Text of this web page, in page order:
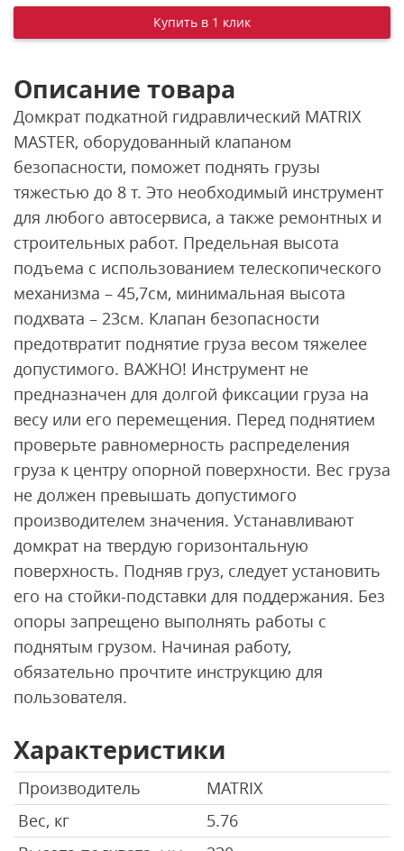
Описание товара
Домкрат подкатной гидравлический MATRIX
MASTER, оборудованный клапаном
безопасности, поможет поднять грузы
тяжестью до 8 т. Это необходимый инструмент
для любого автосервиса, а также ремонтных и
строительных работ. Предельная высота
подъема с использованием телескопического
механизма – 45,7см, минимальная высота
подхвата – 23cм. Клапан безопасности
предотвратит поднятие груза весом тяжелее
допустимого. ВАЖНО! Инструмент не
предназначен для долгой фиксации груза на
весу или его перемещения. Перед поднятием
проверьте равномерность распределения
груза к центру опорной поверхности. Вес груза
не должен превышать допустимого
производителем значения. Устанавливают
домкрат на твердую горизонтальную
поверхность. Подняв груз, следует установить
его на стойки-подставки для поддержания. Без
опоры запрещено выполнять работы с
поднятым грузом. Начиная работу,
обязательно прочтите инструкцию для
пользователя.
Характеристики
Производитель
MATRIX
Вес, кг
5.76